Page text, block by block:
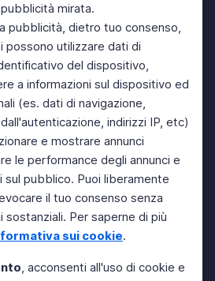
mirata.
pubblicità, dietro tuo consenso,
possono utilizzare dati di
del dispositivo,
a informazioni sul dispositivo ed
(es. dati di navigazione,
indirizzi IP, etc)
e mostrare annunci
le performance degli annunci e
sul pubblico. Puoi liberamente
il tuo consenso senza
sostanziali. Per saperne di più
sui cookie.
, acconsenti all'uso di cookie e